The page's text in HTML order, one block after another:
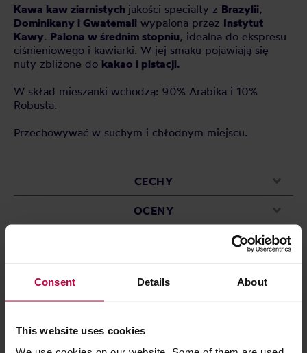
Consent Details About
This website uses cookies
Kawa kaw ziarnistych jakości specialty z Brazylii,
Dominikany i Gwatemali wypalona przez Instytut
Kawy. Palona w średnim stopniu, idealna do ekspresu
ciśnieniowego i kawiarki. W jej smaku pojawiają się
nuty zbliżone do kakao i pistacji.
W skład mieszanki wchodzą: 90% Arabika i 10%
Robusta.
Przechowywać w suchym i chłodnym miejscu.
CECHY
OCENY
Może Cię zainteresować